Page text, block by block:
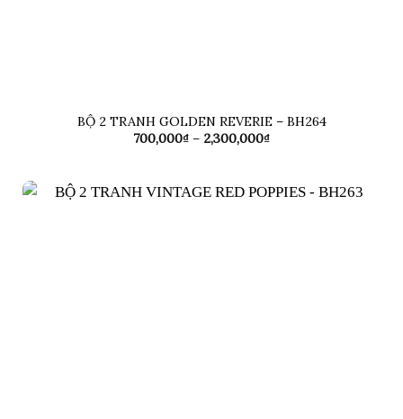
BỘ 2 TRANH GOLDEN REVERIE – BH264
700,000₫ – 2,300,000₫Khoảng
đến
2,300,000₫